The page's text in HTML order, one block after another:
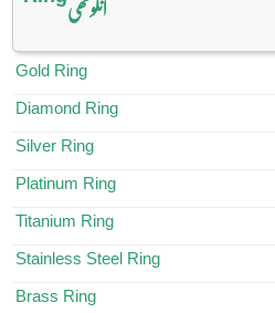
Gold Ring
Diamond Ring
Silver Ring
Platinum Ring
Titanium Ring
Stainless Steel Ring
Brass Ring